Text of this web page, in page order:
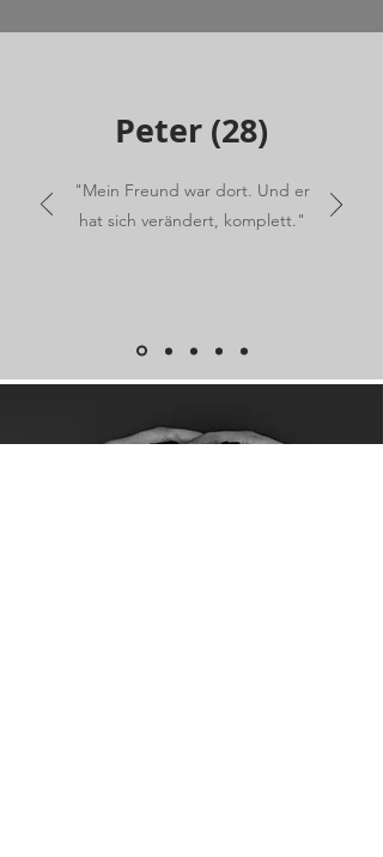
Peter (28)
"Mein Freund war dort. Und er
hat sich verändert, komplett."